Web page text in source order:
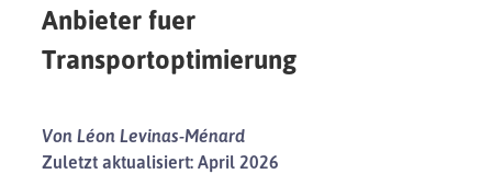
Anbieter fuer
Transportoptimierung
Von Léon Levinas-Ménard
Zuletzt aktualisiert: April 2026